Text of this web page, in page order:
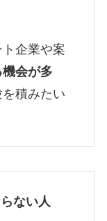
企業や案
会が多
積みたい
ない人